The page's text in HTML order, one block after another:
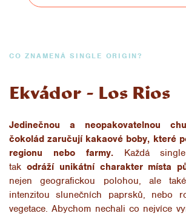
CO ZNAMENÁ SINGLE ORIGIN?
Ekvádor - Los Rios
Jedinečnou a neopakovatelnou
čokolád zaručují kakaové boby, které
regionu nebo farmy.Každá
tak odráží unikátní charakter místa
nejen geografickou polohou, ale
intenzitou slunečních paprsků, nebo
vegetace. Abychom nechali co nejvíce